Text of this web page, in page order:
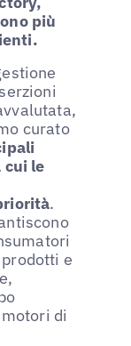
più
curato
cui le
.
e
di